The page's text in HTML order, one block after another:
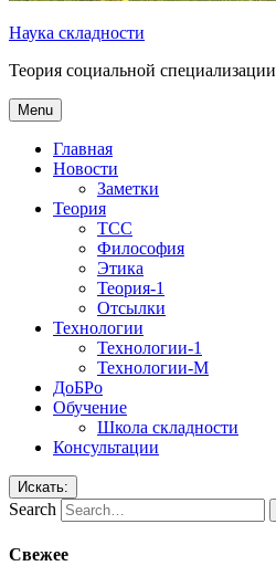
Наука складности
Теория социальной специализации
Menu
Главная
Новости
Заметки
Теория
ТСС
Философия
Этика
Теория-1
Отсылки
Технологии
Технологии-1
Технологии-М
ДоБРо
Обучение
Школа складности
Консультации
Искать:
Search
Свежее